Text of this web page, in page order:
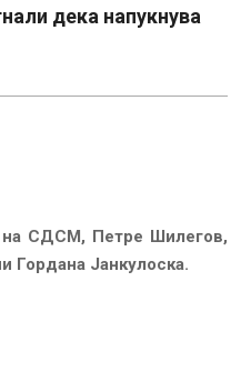
дека напукнува
на СДСМ, Петре Шилегов,
Гордана Јанкулоска.